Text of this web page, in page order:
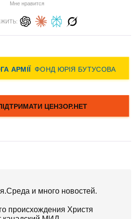
Мне нравится
и много новостей.
происхождения Христя